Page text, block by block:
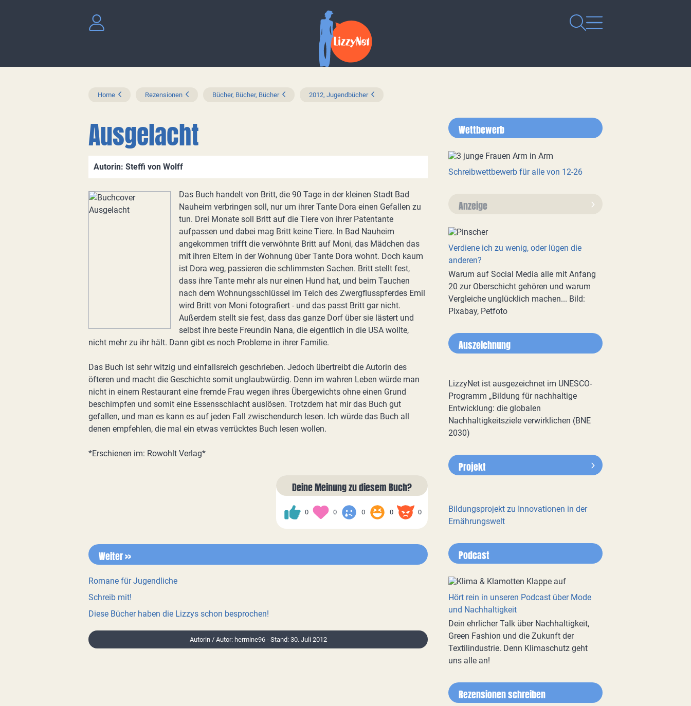
Home Rezensionen Bücher, Bücher, Bücher 2012, Jugendbücher
Ausgelacht
Autorin: Steffi von Wolff
Das Buch handelt von Britt, die 90 Tage in der kleinen Stadt Bad
Nauheim verbringen soll, nur um ihrer Tante Dora einen Gefallen zu
tun. Drei Monate soll Britt auf die Tiere von ihrer Patentante
aufpassen und dabei mag Britt keine Tiere. In Bad Nauheim
angekommen trifft die verwöhnte Britt auf Moni, das Mädchen das
mit ihren Eltern in der Wohnung über Tante Dora wohnt. Doch kaum
ist Dora weg, passieren die schlimmsten Sachen. Britt stellt fest,
dass ihre Tante mehr als nur einen Hund hat, und beim Tauchen
nach dem Wohnungsschlüssel im Teich des Zwergflusspferdes Emil
wird Britt von Moni fotografiert - und das passt Britt gar nicht.
Außerdem stellt sie fest, dass das ganze Dorf über sie lästert und
selbst ihre beste Freundin Nana, die eigentlich in die USA wollte,
nicht mehr zu ihr hält. Dann gibt es noch Probleme in ihrer Familie.
Das Buch ist sehr witzig und einfallsreich geschrieben. Jedoch übertreibt die Autorin des
öfteren und macht die Geschichte somit unglaubwürdig. Denn im wahren Leben würde man
nicht in einem Restaurant eine fremde Frau wegen ihres Übergewichts ohne einen Grund
beschimpfen und somit eine Essensschlacht auslösen. Trotzdem hat mir das Buch gut
gefallen, und man es kann es auf jeden Fall zwischendurch lesen. Ich würde das Buch all
denen empfehlen, die mal ein etwas verrücktes Buch lesen wollen.
*Erschienen im: Rowohlt Verlag*
Deine Meinung zu diesem Buch?
0 0 0 0 0
Weiter >>
Romane für Jugendliche
Schreib mit!
Diese Bücher haben die Lizzys schon besprochen!
Autorin / Autor: hermine96 - Stand: 30. Juli 2012
Wettbewerb
Schreibwettbewerb für alle von 12-26
Anzeige
Verdiene ich zu wenig, oder lügen die
anderen?
Warum auf Social Media alle mit Anfang
20 zur Oberschicht gehören und warum
Vergleiche unglücklich machen... Bild:
Pixabay, Petfoto
Auszeichnung
LizzyNet ist ausgezeichnet im UNESCO-
Programm „Bildung für nachhaltige
Entwicklung: die globalen
Nachhaltigkeitsziele verwirklichen (BNE
2030)
Projekt
Bildungsprojekt zu Innovationen in der
Ernährungswelt
Podcast
Hört rein in unseren Podcast über Mode
und Nachhaltigkeit
Dein ehrlicher Talk über Nachhaltigkeit,
Green Fashion und die Zukunft der
Textilindustrie. Denn Klimaschutz geht
uns alle an!
Rezensionen schreiben